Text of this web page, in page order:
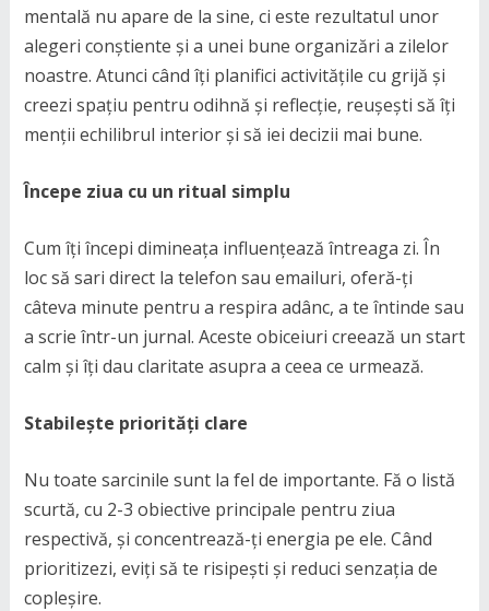
mentală nu apare de la sine, ci este rezultatul unor
alegeri conștiente și a unei bune organizări a zilelor
noastre. Atunci când îți planifici activitățile cu grijă și
creezi spațiu pentru odihnă și reflecție, reușești să îți
menții echilibrul interior și să iei decizii mai bune.
Începe ziua cu un ritual simplu
Cum îți începi dimineața influențează întreaga zi. În
loc să sari direct la telefon sau emailuri, oferă-ți
câteva minute pentru a respira adânc, a te întinde sau
a scrie într-un jurnal. Aceste obiceiuri creează un start
calm și îți dau claritate asupra a ceea ce urmează.
Stabilește priorități clare
Nu toate sarcinile sunt la fel de importante. Fă o listă
scurtă, cu 2-3 obiective principale pentru ziua
respectivă, și concentrează-ți energia pe ele. Când
prioritizezi, eviți să te risipești și reduci senzația de
copleșire.